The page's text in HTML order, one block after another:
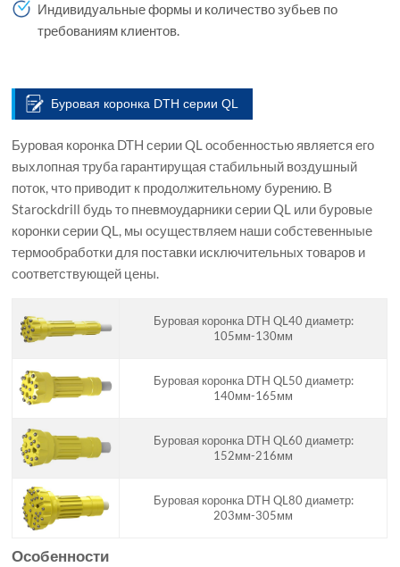
Индивидуальные формы и количество зубьев по
требованиям клиентов.
Буровая коронка DTH серии QL
Буровая коронка DTH серии QL особенностью является его
выхлопная труба гарантирущая стабильный воздушный
поток, что приводит к продолжительному бурению. В
Starockdrill будь то пневмоударники серии QL или буровые
коронки серии QL, мы осуществляем наши собстевенныые
термообработки для поставки исключительных товаров и
соответствующей цены.
Буровая коронка DTH QL40 диаметр:
105мм-130мм
Буровая коронка DTH QL50 диаметр:
140мм-165мм
Буровая коронка DTH QL60 диаметр:
152мм-216мм
Буровая коронка DTH QL80 диаметр:
203мм-305мм
Особенности